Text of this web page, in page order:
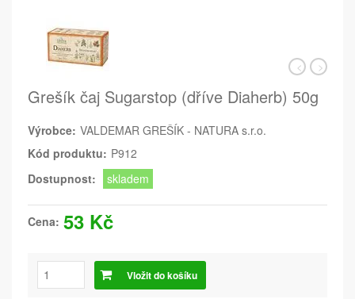
Grešík čaj Sugarstop (dříve Diaherb) 50g
Výrobce: VALDEMAR GREŠÍK - NATURA s.r.o.
Kód produktu: P912
Dostupnost:
skladem
Cena: 53 Kč
Vložit do košíku